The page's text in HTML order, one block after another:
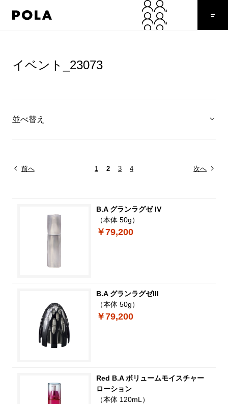
イベント_23073
並べ替え
前へ 1 2 3 4 次へ
B.A グランラグゼ IV
（本体 50g）
￥79,200
B.A グランラグゼIII
（本体 50g）
￥79,200
Red B.A ボリュームモイスチャー
ローション
（本体 120mL）